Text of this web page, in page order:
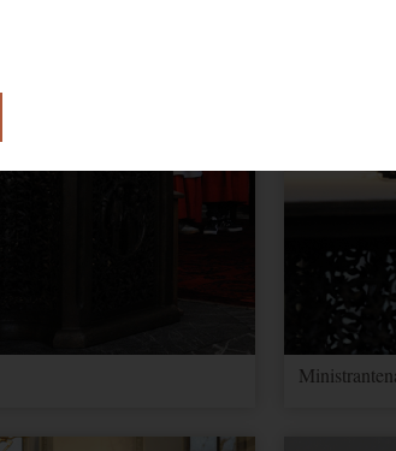
Funktion unserer Website benötigt.
Einwilligung zur Verwendung von Cookies.
über Nutzereinstellungen und -informationen